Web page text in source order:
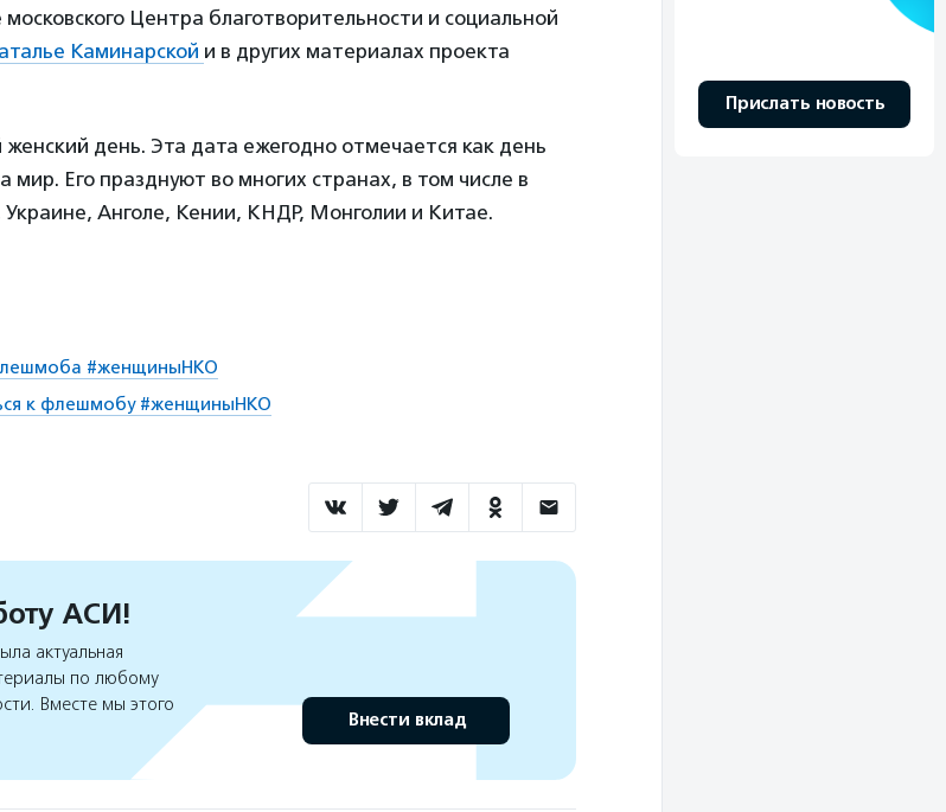
Центра благотворительности и социальной
Каминарской и в других материалах проекта
день. Эта дата ежегодно отмечается как день
Его празднуют во многих странах, в том числе в
Анголе, Кении, КНДР, Монголии и Китае.
#женщиныНКО
к флешмобу #женщиныНКО
АСИ!
актуальная
по любому
Вместе мы этого
Внести вклад
Прислать новость